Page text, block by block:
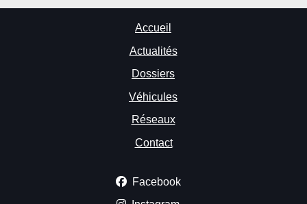
Accueil
Actualités
Dossiers
Véhicules
Réseaux
Contact
Facebook